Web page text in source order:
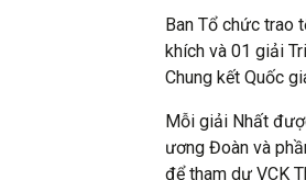
Ban Tổ chức trao
khích và 01 giải
Chung kết Quốc
Mỗi giải Nhất
ương Đoàn và
để tham dự VCK